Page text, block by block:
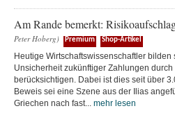
Am Rande bemerkt:
Peter Hoberg)
Premium Shop-Artikel
Heutige Wirtschaftswissenschaftler
Unsicherheit zukünftiger Zahlungen
berücksichtigen. Dabei ist dies seit über
Beweis sei eine Szene aus der Ilias
Griechen nach fast... mehr lesen